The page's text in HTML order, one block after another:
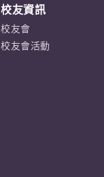
校友資訊
校友會
校友會活動